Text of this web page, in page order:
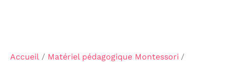
Accueil
Matériel pédagogique Montessori